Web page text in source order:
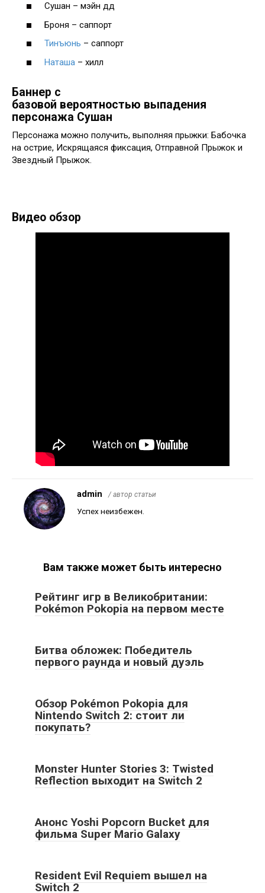
Сушан – мэйн дд
Броня – саппорт
Тинъюнь – саппорт
Наташа – хилл
Баннер с
базовой вероятностью выпадения
персонажа Сушан
Персонажа можно получить, выполняя прыжки: Бабочка
на острие, Искрящаяся фиксация, Отправной Прыжок и
Звездный Прыжок.
Видео обзор
admin / автор статьи
Успех неизбежен.
Вам также может быть интересно
Рейтинг игр в Великобритании:
Pokémon Pokopia на первом месте
Битва обложек: Победитель
первого раунда и новый дуэль
Обзор Pokémon Pokopia для
Nintendo Switch 2: стоит ли
покупать?
Monster Hunter Stories 3: Twisted
Reflection выходит на Switch 2
Анонс Yoshi Popcorn Bucket для
фильма Super Mario Galaxy
Resident Evil Requiem вышел на
Switch 2